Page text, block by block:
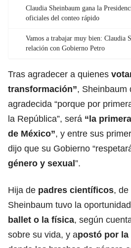
Claudia Sheinbaum gana la
oficiales del conteo rápido
Vamos a trabajar muy bien: Claudia
relación con Gobierno Petro
Tras agradecer a quienes
transformación”, Sheinbaum
agradecida “porque por
la República”, será “la
de México”, y entre sus
dijo que su Gobierno
género y sexual”.
Hija de padres científicos, de
Sheinbaum tuvo la
ballet o la física, según
sobre su vida, y apostó por la